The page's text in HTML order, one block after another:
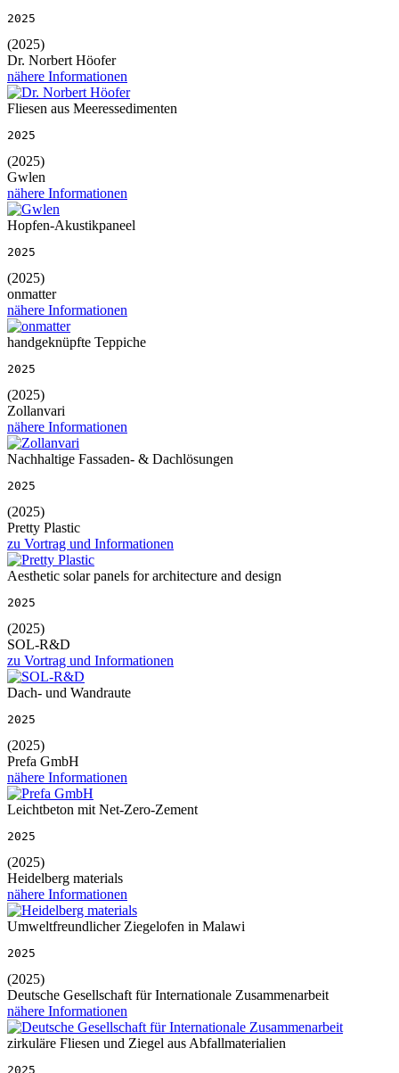
2025
(2025)
Dr. Norbert Höofer
nähere Informationen
Fliesen aus Meeressedimenten
2025
(2025)
Gwlen
nähere Informationen
Hopfen-Akustikpaneel
2025
(2025)
onmatter
nähere Informationen
handgeknüpfte Teppiche
2025
(2025)
Zollanvari
nähere Informationen
Nachhaltige Fassaden- & Dachlösungen
2025
(2025)
Pretty Plastic
zu Vortrag und Informationen
Aesthetic solar panels for architecture and design
2025
(2025)
SOL-R&D
zu Vortrag und Informationen
Dach- und Wandraute
2025
(2025)
Prefa GmbH
nähere Informationen
Leichtbeton mit Net-Zero-Zement
2025
(2025)
Heidelberg materials
nähere Informationen
Umweltfreundlicher Ziegelofen in Malawi
2025
(2025)
Deutsche Gesellschaft für Internationale Zusammenarbeit
nähere Informationen
zirkuläre Fliesen und Ziegel aus Abfallmaterialien
2025